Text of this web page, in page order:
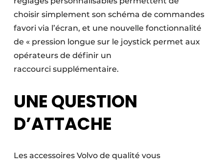
choisir simplement son schéma de commandes
favori via l’écran, et une nouvelle fonctionnalité
de « pression longue sur le joystick permet aux
opérateurs de définir un
raccourci supplémentaire.
UNE QUESTION
D’ATTACHE
Les accessoires Volvo de qualité vous